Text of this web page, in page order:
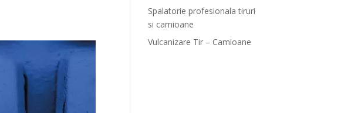
Spalatorie profesionala tiruri
si camioane
Vulcanizare Tir – Camioane